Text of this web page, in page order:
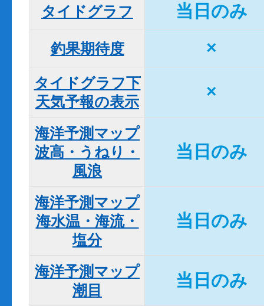
タイドグラフ 当日のみ
釣果期待度 ×
タイドグラフ下
天気予報の表示
×
海洋予測マップ
波高・うねり・
風浪
当日のみ
海洋予測マップ
海水温・海流・
塩分
当日のみ
海洋予測マップ
潮目
当日のみ